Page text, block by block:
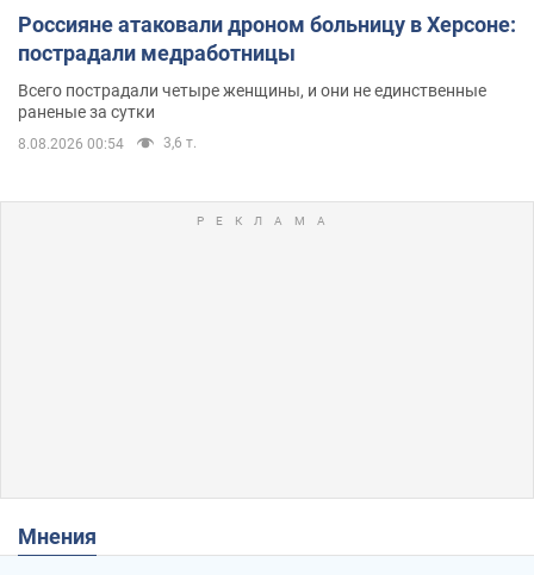
Россияне атаковали дроном больницу в Херсоне:
пострадали медработницы
Всего пострадали четыре женщины, и они не единственные
раненые за сутки
8.08.2026 00:54 3,6 т.
Мнения